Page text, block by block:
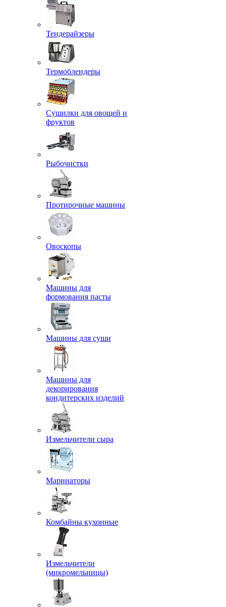
Тендерайзеры
Термоблендеры
Сушилки для овощей и
фруктов
Рыбочистки
Протирочные машины
Овоскопы
Машины для
формования пасты
Машины для суши
Машины для
декорирования
кондитерских изделий
Измельчители сыра
Маринаторы
Комбайны кухонные
Измельчители
(микромельницы)